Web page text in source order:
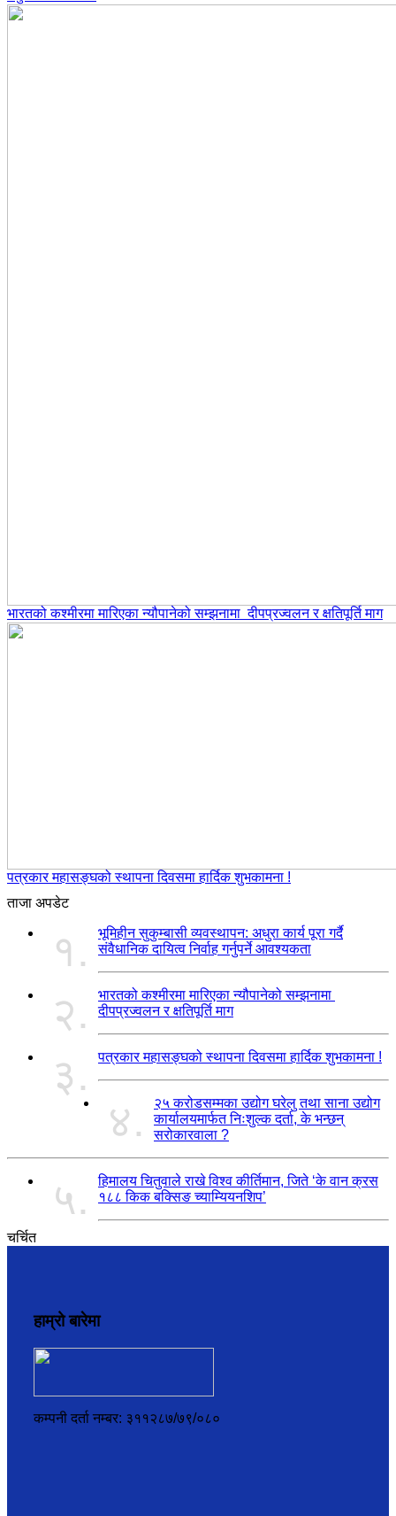
भारतको कश्मीरमा मारिएका न्यौपानेको सम्झनामा दीपप्रज्वलन र क्षतिपूर्ति माग
पत्रकार महासङ्घको स्थापना दिवसमा हार्दिक शुभकामना !
ताजा अपडेट
१.
भूमिहीन सुकुम्बासी व्यवस्थापन: अधुरा कार्य पूरा गर्दै
संवैधानिक दायित्व निर्वाह गर्नुपर्ने आवश्यकता
२.
भारतको कश्मीरमा मारिएका न्यौपानेको सम्झनामा
दीपप्रज्वलन र क्षतिपूर्ति माग
३. पत्रकार महासङ्घको स्थापना दिवसमा हार्दिक शुभकामना !
४.
२५ करोडसम्मका उद्योग घरेलु तथा साना उद्योग
कार्यालयमार्फत निःशुल्क दर्ता, के भन्छन्
सरोकारवाला ?
५.
हिमालय चितुवाले राखे विश्व कीर्तिमान, जिते ‘के वान क्रस
१८८ किक बक्सिङ च्याम्यियनशिप’
चर्चित
हाम्रो बारेमा
कम्पनी दर्ता नम्बर: ३११२८७/७९/०८०